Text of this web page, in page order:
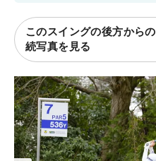
このスイングの後方から
続写真を見る